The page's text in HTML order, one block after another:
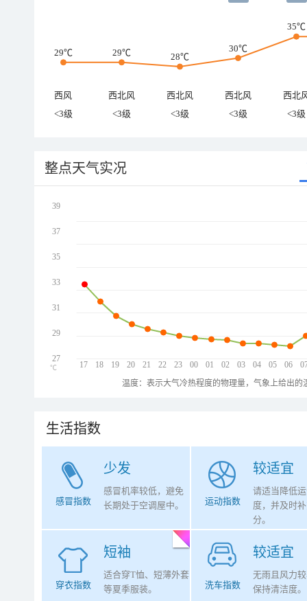
29℃ 29℃ 28℃
30℃
35℃
西风 西北风 西北风 西北风
西北
<3级
<3级 <3级 <3级 <3级
整点天气实况
17 18 19 20 21 22 23 00 01 02 03 04 05 06
39
37
35
33
31
29
27
℃
温度：表示大气冷热程度的物理量，气象上给出
生活指数
少发
感冒指数
感冒机率较低，避免
长期处于空调屋中。
较适宜
运动指数
请适当降低
度，并及时
分。
短袖
穿衣指数
适合穿T恤、短薄外套
等夏季服装。
较适宜
洗车指数
无雨且风力
保持清洁度。